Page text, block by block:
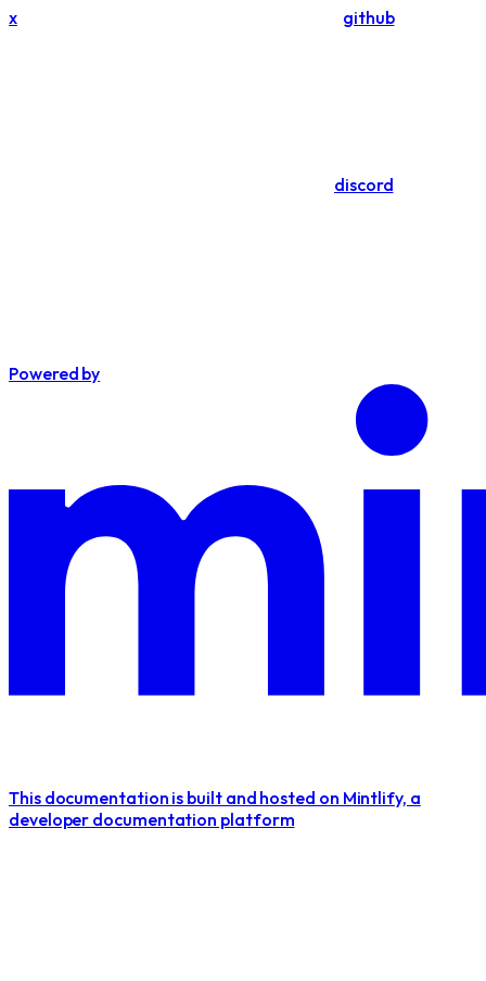
x github
discord
Powered by
This documentation is built and hosted on Mintlify, a
developer documentation platform